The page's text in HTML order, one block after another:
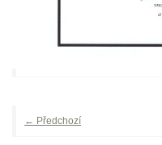
← Předchozí